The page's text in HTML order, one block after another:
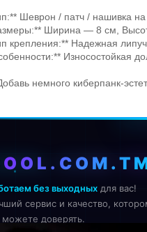
Шеврон / патч / нашивка на
Ширина — 8 см,
крепления:** Надежная
Износостойкая
немного киберпанк-
без выходных для вас!
сервис и качество,
доверять.